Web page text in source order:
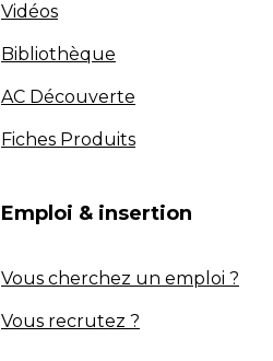
Vidéos
Bibliothèque
AC Découverte
Fiches Produits
Emploi & insertion
Vous cherchez un emploi ?
Vous recrutez ?